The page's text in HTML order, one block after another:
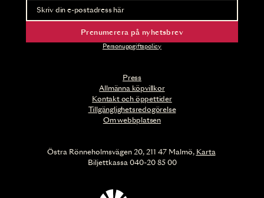
Press
Allmänna köpvillkor
Kontakt och öppettider
Tillgänglighetsredogörelse
Om webbplatsen
Nyhetsbrev
Ta del av förhandsinformation och biljettsläpp.
Prenumerera på nyhetsbrev
Personuppgiftspolicy
Östra Rönneholmsvägen 20, 211 47 Malmö, Karta
Biljettkassa 040-20 85 00